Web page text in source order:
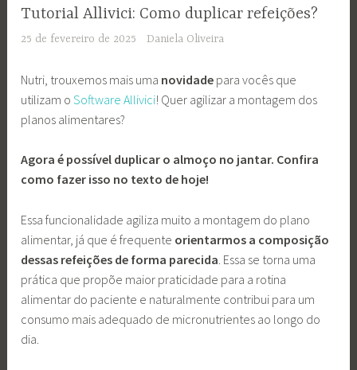
Tutorial Allivici: Como duplicar refeições?
25 de fevereiro de 2025 Daniela Oliveira
Nutri, trouxemos mais uma novidade para vocês que
utilizam oSoftware Allivici! Quer agilizar a montagem dos
planos alimentares?
Agora é possível duplicar o almoço no jantar. Confira
como fazer isso no texto de hoje!
Essa funcionalidade agiliza muito a montagem do plano
alimentar, já que é frequente orientarmos a composição
dessas refeições de forma parecida. Essa se torna uma
prática que propõe maior praticidade para a rotina
alimentar do paciente e naturalmente contribui para um
consumo mais adequado de micronutrientes ao longo do
dia.